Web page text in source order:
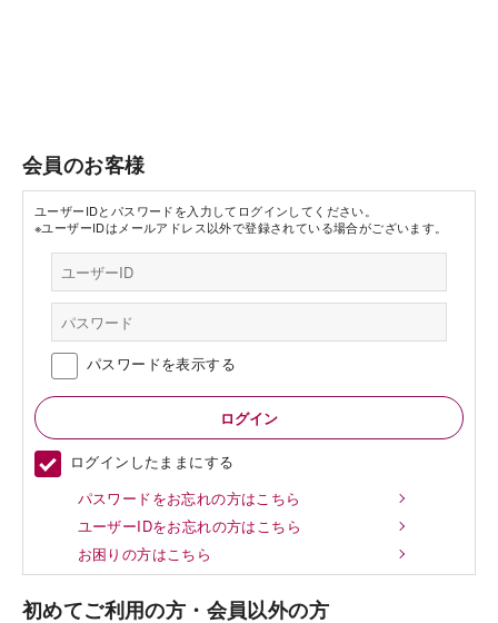
会員のお客様
ユーザーIDとパスワードを入力してログインしてください。
※ユーザーIDはメールアドレス以外で登録されている場合がございます。
パスワードを表示する
ログインしたままにする
パスワードをお忘れの方はこちら
ユーザーIDをお忘れの方はこちら
お困りの方はこちら
初めてご利用の方・会員以外の方